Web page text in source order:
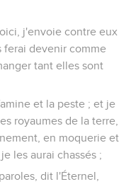
j'envoie contre eux
ferai devenir comme
tant elles sont
et la peste ; et je
royaumes de la terre,
en moquerie et
les aurai chassés ;
dit l'Éternel,